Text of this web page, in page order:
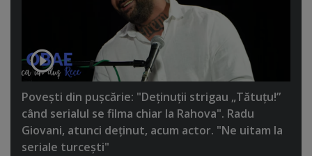
Poveşti din puşcărie: "Deţinuţii strigau „Tătuţu!”
când serialul se filma chiar la Rahova". Radu
Giovani, atunci deţinut, acum actor. "Ne uitam la
seriale turceşti"